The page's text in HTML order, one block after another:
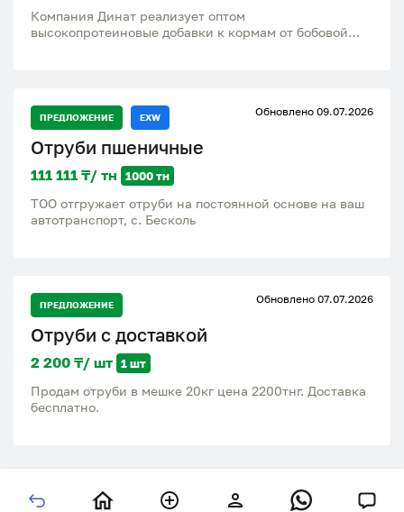
Компания Динат реализует оптом
высокопротеиновые добавки к кормам от бобовой
лошадей и мрс, отправка по Казахстану и области
находимся в Костанае
ПРЕДЛОЖЕНИЕ EXW Обновлено 09.07.2026
Отруби пшеничные
111 111 ₸/ тн 1000 тн
ТОО отгружает отруби на постоянной основе на ваш
автотранспорт, с. Бесколь
ПРЕДЛОЖЕНИЕ Обновлено 07.07.2026
Отруби с доставкой
2 200 ₸/ шт 1 шт
Продам отруби в мешке 20кг цена 2200тнг. Доставка
бесплатно.